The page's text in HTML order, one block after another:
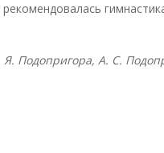
Я. Подопригора, А. С.